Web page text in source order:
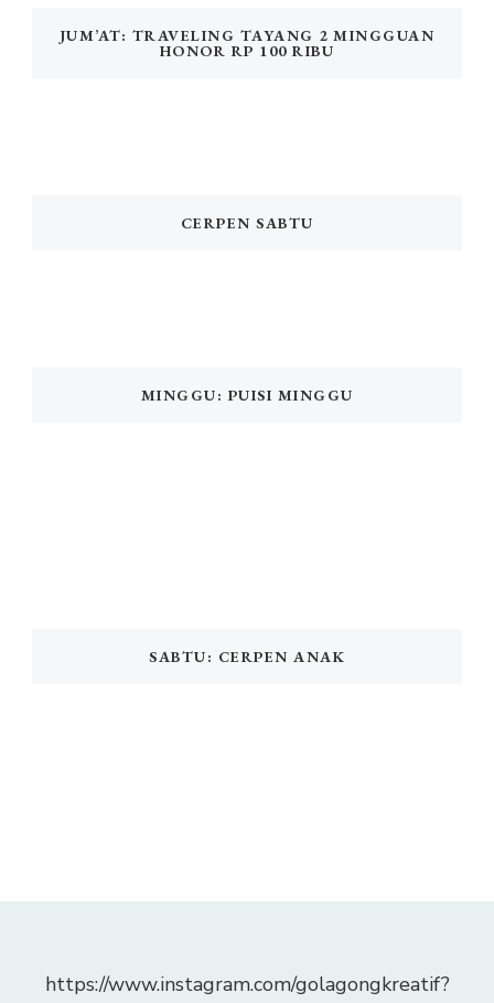
JUM’AT: TRAVELING TAYANG 2 MINGGUAN
HONOR RP 100 RIBU
CERPEN SABTU
MINGGU: PUISI MINGGU
SABTU: CERPEN ANAK
https://www.instagram.com/golagongkreatif?